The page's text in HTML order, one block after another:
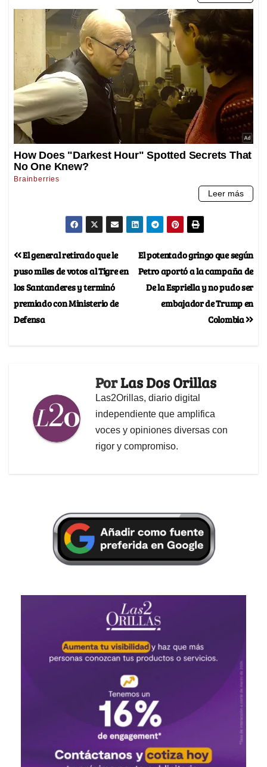
El potentado gringo que según
Petro aportó a la campaña de
De la Espriella y no pudo ser
embajador de Trump en
Colombia
El general retirado que le
puso miles de votos al Tigre en
los Santanderes y terminó
premiado con Ministerio de
Defensa
PorLas Dos Orillas
Las2Orillas, diario digital
independiente que amplifica
voces y opiniones diversas con
rigor y compromiso.